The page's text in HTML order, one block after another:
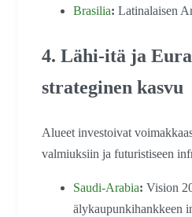
Brasilia: Latinalaisen
4. Lähi-itä ja
strateginen kasvu
Alueet investoivat
valmiuksiin ja futuristiseen
Saudi-Arabia: Vision
älykaupunkihankkeen